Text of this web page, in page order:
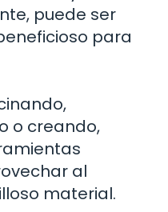
puede ser
para
o creando,
al
material.